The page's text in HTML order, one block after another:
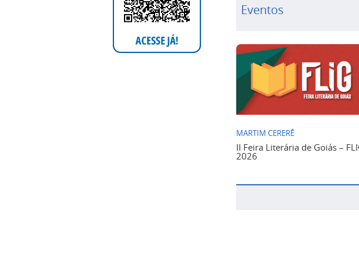
MARTIM CERERÊ
II Feira Literária de Goiás – FLIG
2026